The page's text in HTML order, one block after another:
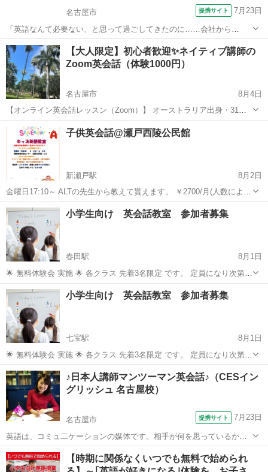
名古屋市 提携サイト 7月23日
「英語なんて必要ない、と思って過ごしてきたのに……会社から
TOEIC▲▲▲点取れ！と命令が…」そんな声をよく聞きます。リクエ
ストにお応えして、TOEICマンツーマンレッスンを開講します！
TOEICビギナーの方はもちろん、英...
愛知 名古屋市 TOEIC(R)テスト
【大人限定】初心者歓迎✨ネイティブ講師の
Zoom英会話（体験1000円）
名古屋市
8月4日
【オンライン英会話レッスン（Zoom）】 オーストラリア出身・31歳
の英語講師による、 大人向け（15歳以上〜）オンライン英会話レッス
ンです🇦🇺 日本で6年以上の英語指導経験があり、大手英会話スクー
ルで大人向けにマンツー...
愛知 名古屋市 英会話 レッスン
子供英会話@瀬戸西陵公民館
新瀬戸駅
8月2日
金曜日17:10～ ALTの先生から教えて貰えます。 ￥2700/月(人数により
変動します)。 まずは気軽に見学からどうぞ♪ 保護者で会計業務など回
してます。 連絡お待ちしております。
愛知 瀬戸市 新瀬戸駅 英会話 公民館
小学生向け 英会話教室 参加者募集
春田駅
8月1日
🌟 無料体験会 実施 🌟 各クラス 先着3名限定 です。 定員になり次第締
切となりますので、お早めにお申し込みください。 現在小学校では英
語が必修科目となり さらに 2022年度以降、中学校の英語内容は大き
くレベ...
愛知 名古屋市 春田駅 英語 クラス
小学生向け 英会話教室 参加者募集
七宝駅
8月1日
🌟 無料体験会 実施 🌟 各クラス 先着3名限定 です。 定員になり次第締
切となりますので、お早めにお申し込みください。 現在小学校では英
語が必修科目となり さらに 2022年度以降、中学校の英語内容は大き
くレベ...
愛知 あま市 七宝駅 英会話
♪日本人講師マンツーマン英会話♪（CESイン
グリッシュ 名古屋校）
名古屋市 提携サイト 7月23日
英語は、コミュ二ケーションの媒体です。相手が何を思っているか、
又自分の考えを、自分の持っている英語で伝えましょう！色々な見聞
が広がります。英語に親しみを持ち、また楽しんで正しい英語表現と
愛知 名古屋市 英会話
【時期に関係なくいつでも無料で始められ